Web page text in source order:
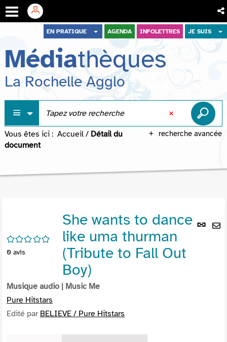
menu
contenu
recherche
EN PRATIQUE AGENDA INFOLETTRES JE SUIS
Médiathèques
La Rochelle Agglo
recherche avancée
Vous êtes ici : Accueil / Détail du
document
Lien
/5
0 avis
She wants to dance
like uma thurman
(Tribute to Fall Out
Boy)
Musique audio | Music Me
Pure Hitstars
Edité par BELIEVE / Pure Hitstars